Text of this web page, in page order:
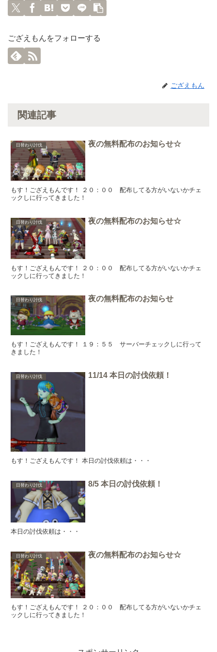
ござえもんをフォローする
ござえもん
関連記事
日替わり討伐 夜の無料配布のお知らせ☆
もす！ござえもんです！ ２０：００ 配布してる方がいないかチェ
ックしに行ってきました！
日替わり討伐 夜の無料配布のお知らせ☆
もす！ござえもんです！ ２０：００ 配布してる方がいないかチェ
ックしに行ってきました！
日替わり討伐 夜の無料配布のお知らせ
もす！ござえもんです！ １９：５５ サーバーチェックしに行って
きました！
日替わり討伐 11/14 本日の討伐依頼！
もす！ござえもんです！ 本日の討伐依頼は・・・
日替わり討伐 8/5 本日の討伐依頼！
本日の討伐依頼は・・・
日替わり討伐 夜の無料配布のお知らせ☆
もす！ござえもんです！ ２０：００ 配布してる方がいないかチェ
ックしに行ってきました！